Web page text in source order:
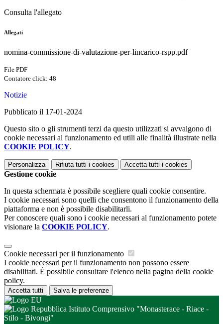
Consulta l'allegato
Allegati
nomina-commissione-di-valutazione-per-lincarico-rspp.pdf
File PDF
Contatore click: 48
Notizie
Pubblicato il 17-01-2024
Questo sito o gli strumenti terzi da questo utilizzati si avvalgono di
cookie necessari al funzionamento ed utili alle finalità illustrate nella
COOKIE POLICY.
Personalizza Rifiuta tutti i cookies Accetta tutti i cookies
Gestione cookie
In questa schermata è possibile scegliere quali cookie consentire.
I cookie necessari sono quelli che consentono il funzionamento della
piattaforma e non è possibile disabilitarli.
Per conoscere quali sono i cookie necessari al funzionamento potete
visionare la COOKIE POLICY.
Cookie necessari per il funzionamento
I cookie necessari per il funzionamento non possono essere
disabilitati. È possibile consultare l'elenco nella pagina della cookie
policy.
Accetta tutti Salva le preferenze
Istituto Comprensivo "Monasterace - Riace -
Stilo - Bivongi"